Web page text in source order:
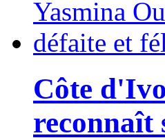
Côte
reconnaît